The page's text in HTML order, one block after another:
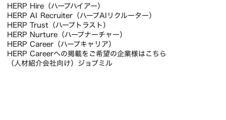
HERP Hire（ハープハイアー）
HERP AI Recruiter（ハープAIリクルーター）
HERP Trust（ハープトラスト）
HERP Nurture（ハープナーチャー）
HERP Career（ハープキャリア）
HERP Careerへの掲載をご希望の企業様はこちら
（人材紹介会社向け）ジョブミル